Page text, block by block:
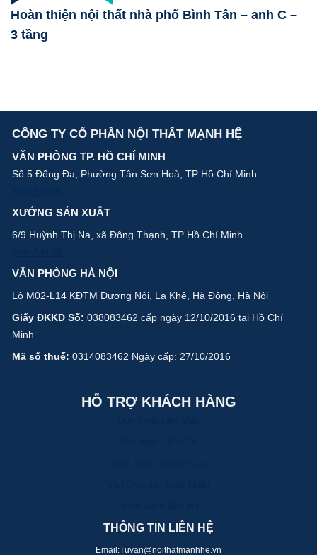
Hoàn thiện nội thất nhà phố Bình Tân – anh C –
3 tầng
CÔNG TY CỔ PHẦN NỘI THẤT MẠNH HỆ
VĂN PHÒNG TP. HỒ CHÍ MINH
Số 5 Đống Đa, Phường Tân Sơn Hoà, TP Hồ Chí Minh
XƯỞNG SẢN XUẤT
6/9 Huỳnh Thị Na, xã Đông Thạnh, TP Hồ Chí Minh
VĂN PHÒNG HÀ NỘI
Lô M02-L14 KĐTM Dương Nội, La Khê, Hà Đông, Hà Nội
Giấy ĐKKD Số: 038083462 cấp ngày 12/10/2016 tại Hồ Chí
Minh
Mã số thuế: 0314083462 Ngày cấp: 27/10/2016
HỖ TRỢ KHÁCH HÀNG
THÔNG TIN LIÊN HỆ
Email:Tuvan@noithatmanhhe.vn